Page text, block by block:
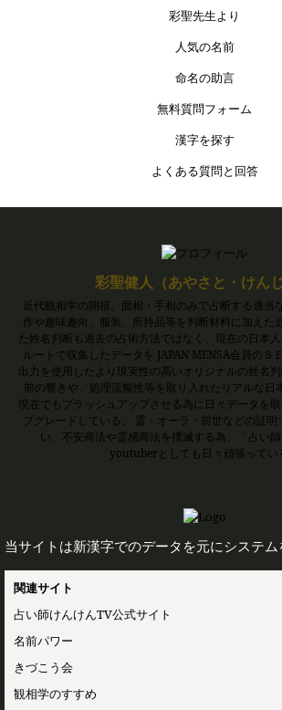
彩聖先生より
人気の名前
命名の助言
無料質問フォーム
漢字を探す
よくある質問と回答
彩聖健人（あやさと・けんじ
近代観相学の開祖。面相・手相のみで占断する適当
作や趣味趣向、服装、所持品等を判断材料に加えた
た姓名判断も過去の占術方法ではなく、現在の日本
ルートで収集したデータを JAPAN MENSA会員のＳ
出力を使用したより現実性の高いオリジナルの姓名
前の響きや、処理流暢性等を取り入れたリアルな日
現在でもブラッシュアップさせる為に日々データを
プグレードしている。 霊・オーラ・前世などの証
い、不安商法や霊感商法を撲滅する為、「占い
youtuberとしても日々頑張ってい
当サイトは新漢字でのデータを元にシステム
関連サイト
占い師けんけんTV公式サイト
名前パワー
きづこう会
観相学のすすめ